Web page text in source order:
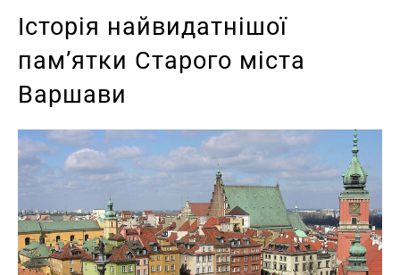
Історія найвидатнішої
пам’ятки Старого міста
Варшави